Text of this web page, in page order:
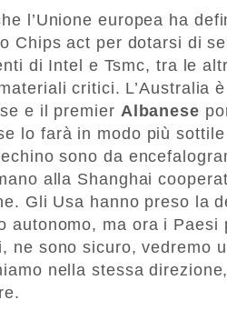
l’Unione europea ha
Chips act per dotarsi di
di Intel e Tsmc, tra le
critici. L’Australia
e il premier Albanese
lo farà in modo più
sono da
alla Shanghai
Gli Usa hanno preso la
autonomo, ma ora i Paesi
ne sono sicuro, vedremo
nella stessa